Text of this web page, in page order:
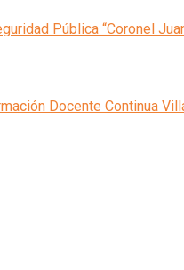
Pública “Coronel
Docente Continua